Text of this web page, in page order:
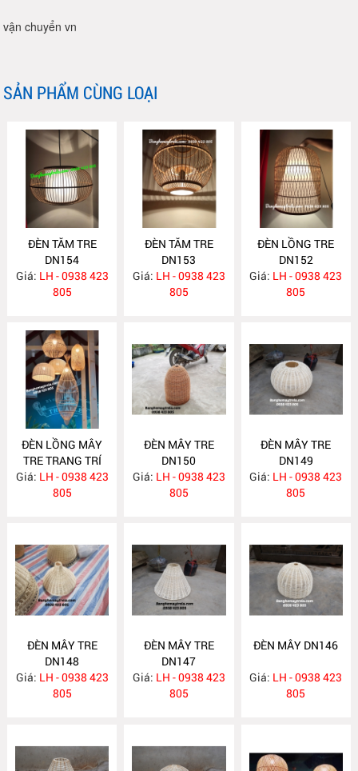
vận chuyển vn
SẢN PHẨM CÙNG LOẠI
ĐÈN TĂM TRE
DN154
Giá: LH - 0938 423
805
ĐÈN TĂM TRE
DN153
Giá: LH - 0938 423
805
ĐÈN LỒNG TRE
DN152
Giá: LH - 0938 423
805
ĐÈN LỒNG MÂY
TRE TRANG TRÍ
DN151
Giá: LH - 0938 423
805
ĐÈN MÂY TRE
DN150
Giá: LH - 0938 423
805
ĐÈN MÂY TRE
DN149
Giá: LH - 0938 423
805
ĐÈN MÂY TRE
DN148
Giá: LH - 0938 423
805
ĐÈN MÂY TRE
DN147
Giá: LH - 0938 423
805
ĐÈN MÂY DN146
Giá: LH - 0938 423
805